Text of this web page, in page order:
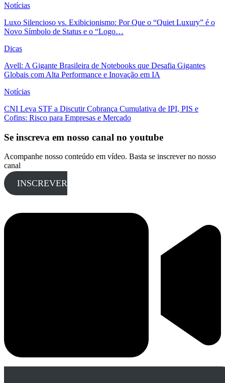
Notícias
Luxo Silencioso vs. Exibicionismo: Por Que o “Quiet Luxury” é o
Novo Símbolo de Status e o “Logo…
Dicas
Avell: A Gigante Brasileira de Notebooks que Desafia Gigantes
Globais com Alta Performance e Inovação em IA
Notícias
CNI Leva STF a Discutir Cobrança Cumulativa de IPI, PIS e
Cofins: Risco para Empresas e Mercado
Se inscreva em nosso canal no youtube
Acompanhe nosso conteúdo em vídeo. Basta se inscrever no nosso
canal
INSCREVER